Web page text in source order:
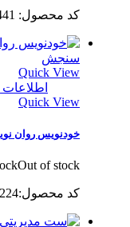
کد محصول: PG441
سنجش
Quick View
اطلاعات
Quick View
خودنویس روان نویس PG224
stockOut of stock
کد محصول:PG224